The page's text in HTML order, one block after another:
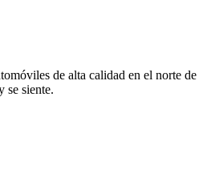
de alta calidad en el norte de
se siente.